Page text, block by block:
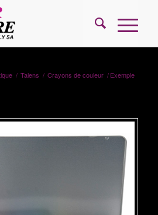
/ Talens / Crayons de couleur / Exemple